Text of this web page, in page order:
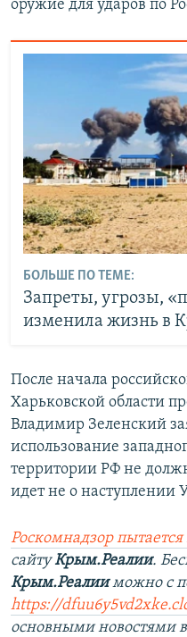
оружие для ударов по
БОЛЬШЕ ПО ТЕМЕ:
Запреты, угрозы,
изменила жизнь в
После начала
Харьковской области
Владимир Зеленский
использование
территории РФ не
идет не о наступлении
Роскомнадзор пытается
сайтуКрым.Реалии.
Крым.Реалииможно с
https://
основными новостями в